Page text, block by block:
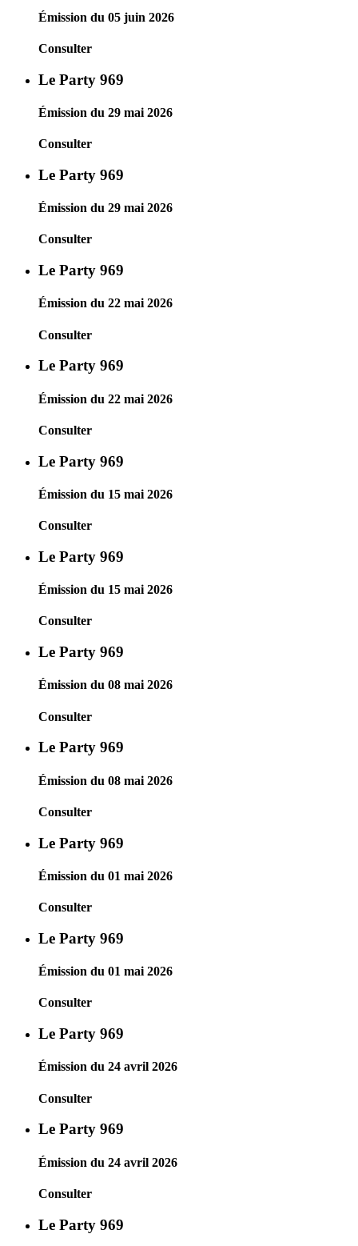
Émission du 05 juin 2026
Consulter
Le Party 969
Émission du 29 mai 2026
Consulter
Le Party 969
Émission du 29 mai 2026
Consulter
Le Party 969
Émission du 22 mai 2026
Consulter
Le Party 969
Émission du 22 mai 2026
Consulter
Le Party 969
Émission du 15 mai 2026
Consulter
Le Party 969
Émission du 15 mai 2026
Consulter
Le Party 969
Émission du 08 mai 2026
Consulter
Le Party 969
Émission du 08 mai 2026
Consulter
Le Party 969
Émission du 01 mai 2026
Consulter
Le Party 969
Émission du 01 mai 2026
Consulter
Le Party 969
Émission du 24 avril 2026
Consulter
Le Party 969
Émission du 24 avril 2026
Consulter
Le Party 969